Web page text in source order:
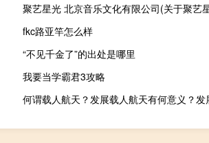
fkc路亚竿怎么样
“不见千金了”的出处是哪里
我要当学霸君3攻略